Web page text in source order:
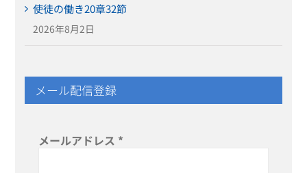
使徒の働き20章32節
2026年8月2日
メール配信登録
メールアドレス *